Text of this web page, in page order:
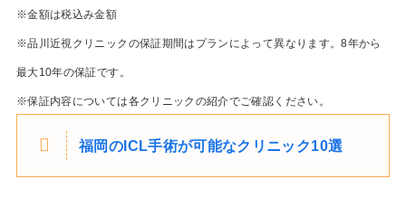
※金額は税込み金額
※品川近視クリニックの保証期間はプランによって異なります。8年から
最大10年の保証です。
※保証内容については各クリニックの紹介でご確認ください。
福岡のICL手術が可能なクリニック10選